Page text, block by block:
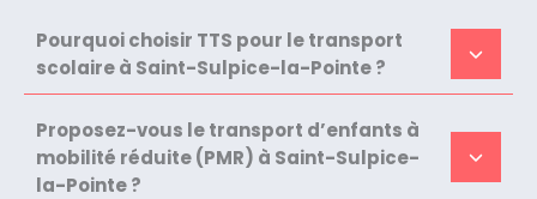
Pourquoi choisir TTS pour le transport
scolaire à Saint-Sulpice-la-Pointe ?
Proposez-vous le transport d’enfants à
mobilité réduite (PMR) à Saint-Sulpice-
la-Pointe ?